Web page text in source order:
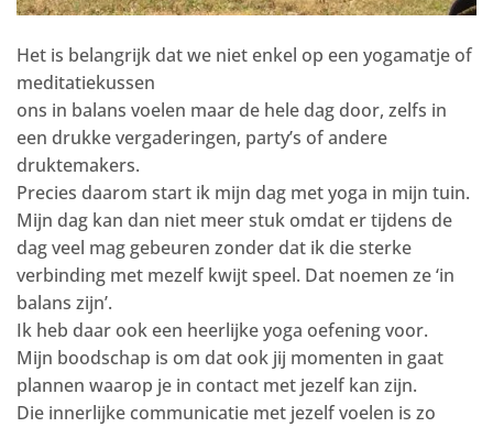
Het is belangrijk dat we niet enkel op een yogamatje of
meditatiekussen
ons in balans voelen maar de hele dag door, zelfs in
een drukke vergaderingen, party’s of andere
druktemakers.
Precies daarom start ik mijn dag met yoga in mijn tuin.
Mijn dag kan dan niet meer stuk omdat er tijdens de
dag veel mag gebeuren zonder dat ik die sterke
verbinding met mezelf kwijt speel. Dat noemen ze ‘in
balans zijn’.
Ik heb daar ook een heerlijke yoga oefening voor.
Mijn boodschap is om dat ook jij momenten in gaat
plannen waarop je in contact met jezelf kan zijn.
Die innerlijke communicatie met jezelf voelen is zo